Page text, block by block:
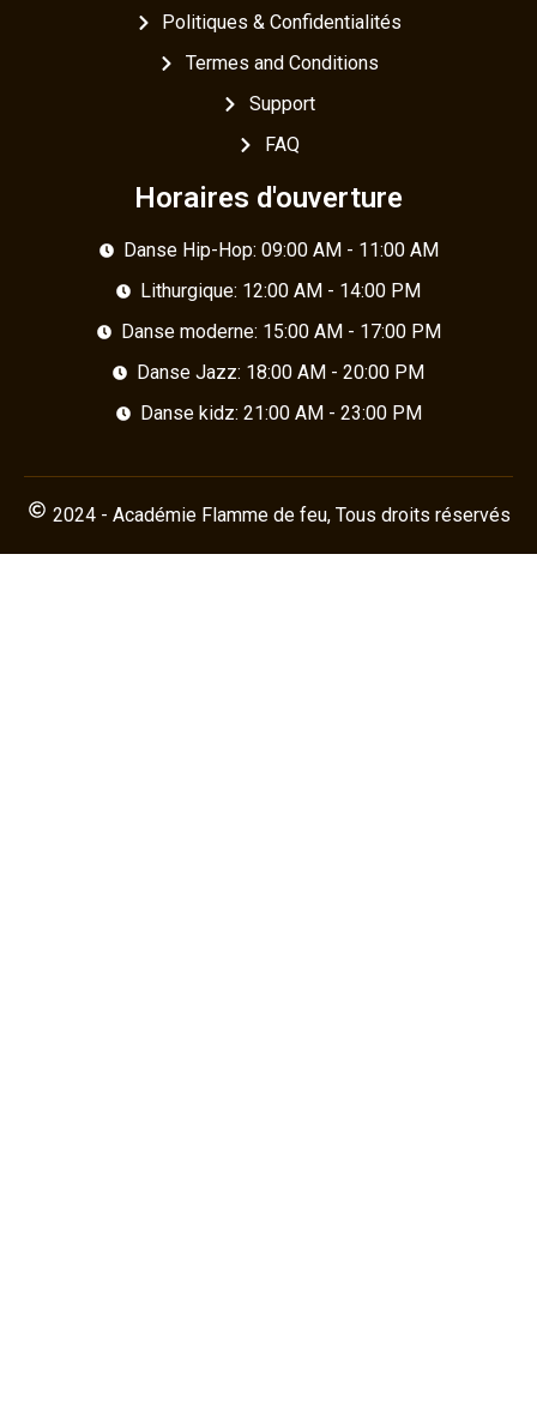
Politiques & Confidentialités
Termes and Conditions
Support
FAQ
Horaires d'ouverture
Danse Hip-Hop: 09:00 AM - 11:00 AM
Lithurgique: 12:00 AM - 14:00 PM
Danse moderne: 15:00 AM - 17:00 PM
Danse Jazz: 18:00 AM - 20:00 PM
Danse kidz: 21:00 AM - 23:00 PM
2024 - Académie Flamme de feu, Tous droits réservés